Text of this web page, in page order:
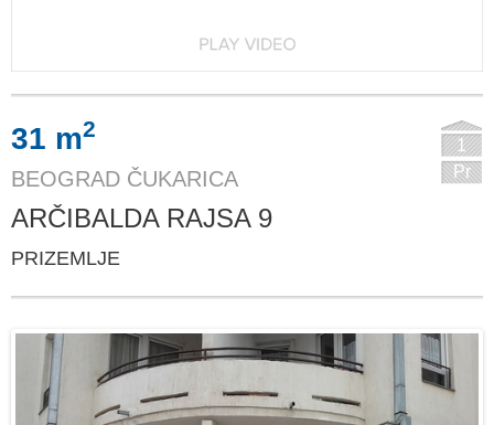
31 m2
BEOGRAD ČUKARICA
ARČIBALDA RAJSA 9
PRIZEMLJE
1
Pr